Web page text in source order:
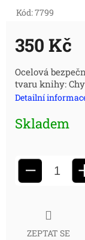
Kód:7799
350 Kč
Měrná
cena:
Ocelová
tvaru knihy:
Detailní
Skladem
−
ZEPTAT SE